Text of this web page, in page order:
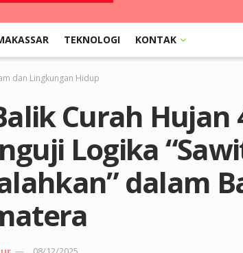
TEKNOLOGI KONTAK
dan Lingkungan Hidup
Curah Hujan
Logika
dalam